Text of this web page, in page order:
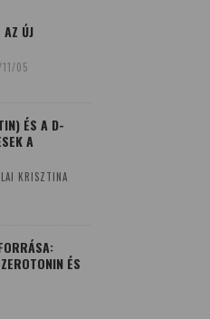
ÚJ
05
ÉS A D-
A
KRISZTINA
ÉS